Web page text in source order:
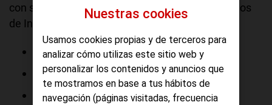
con su propia tecnología para dotar a los vehículos
de Internet. Los más conocidos son:
Car Hotspot LTE (de BMW)
OnStar (de Opel)
Audi Connect (de Audi)
Nuestras cookies
Usamos cookies propias y de terceros para
analizar cómo utilizas este sitio web y
personalizar los contenidos y anuncios que
te mostramos en base a tus hábitos de
navegación (páginas visitadas, frecuencia